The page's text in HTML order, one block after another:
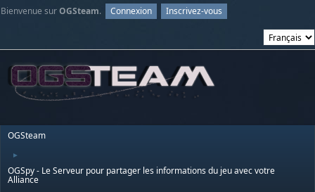
Bienvenue surOGSteam. Connexion Inscrivez-vous
OGSteam
►
OGSpy - Le Serveur pour partager les informations du jeu avec votre
Alliance